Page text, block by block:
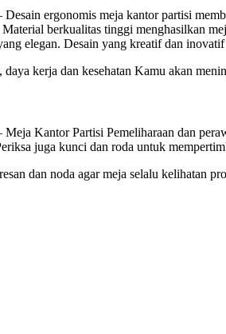
ergonomis meja kantor partisi
berkualitas tinggi menghasilkan
elegan. Desain yang kreatif dan
kerja dan kesehatan Kamu akan
Kantor Partisi Pemeliharaan dan
juga kunci dan roda untuk
dan noda agar meja selalu kelihatan